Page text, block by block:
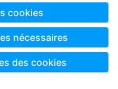
Conciliation